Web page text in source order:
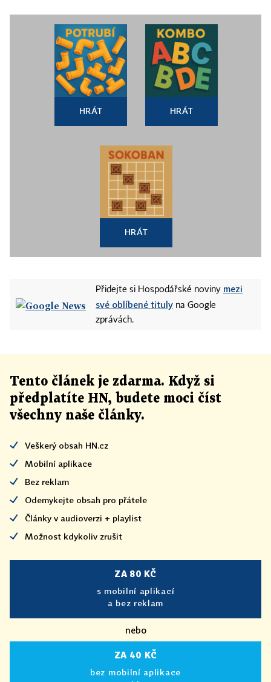
HRÁT HRÁT
HRÁT
Přidejte si Hospodářské noviny mezi
své oblíbené tituly na Google
zprávách.
Tento článek je zdarma. Když si
předplatíte HN, budete moci číst
všechny naše články.
Veškerý obsah HN.cz
Mobilní aplikace
Bez reklam
Odemykejte obsah pro přátele
Články v audioverzi + playlist
Možnost kdykoliv zrušit
ZA 80 KČ
s mobilní aplikací
a bez reklam
nebo
ZA 40 KČ
bez mobilní aplikace